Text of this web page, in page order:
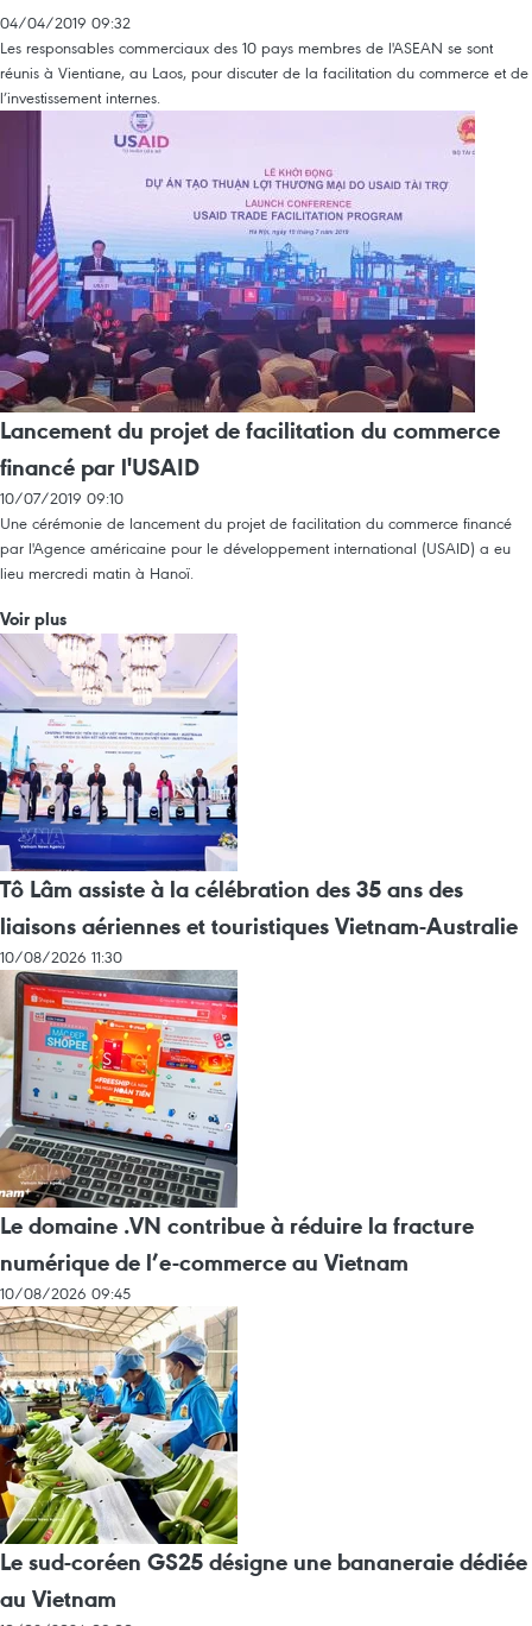
04/04/2019 09:32
Les responsables commerciaux des 10 pays membres de l'ASEAN se sont
réunis à Vientiane, au Laos, pour discuter de la facilitation du commerce et de
l’investissement internes.
Lancement du projet de facilitation du commerce
financé par l'USAID
10/07/2019 09:10
Une cérémonie de lancement du projet de facilitation du commerce financé
par l'Agence américaine pour le développement international (USAID) a eu
lieu mercredi matin à Hanoï.
Voir plus
Tô Lâm assiste à la célébration des 35 ans des
liaisons aériennes et touristiques Vietnam-Australie
10/08/2026 11:30
Le domaine .VN contribue à réduire la fracture
numérique de l’e-commerce au Vietnam
10/08/2026 09:45
Le sud-coréen GS25 désigne une bananeraie dédiée
au Vietnam